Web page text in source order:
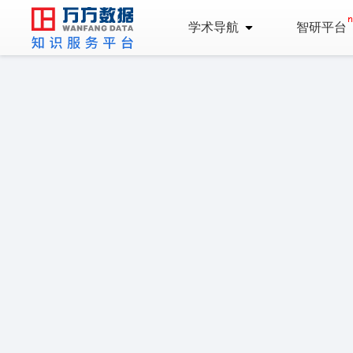
学术导航 智研平台